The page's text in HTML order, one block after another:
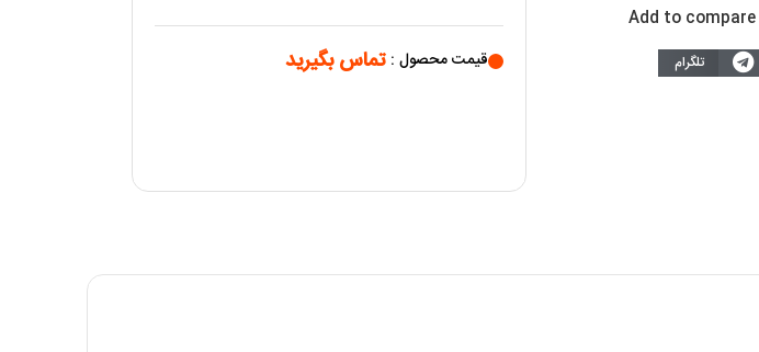
Add to compare
تلگرام قیمت محصول : تماس بگیرید